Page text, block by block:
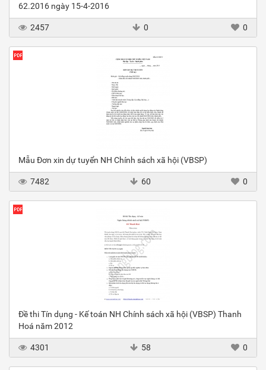
62.2016 ngày 15-4-2016
2457 0 0
Mẫu Đơn xin dự tuyển NH Chính sách xã hội (VBSP)
7482 60 0
Đề thi Tín dụng - Kế toán NH Chính sách xã hội (VBSP) Thanh
Hoá năm 2012
4301 58 0